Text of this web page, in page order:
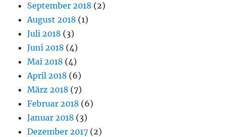
September 2018 (2)
August 2018 (1)
Juli 2018 (3)
Juni 2018 (4)
Mai 2018 (4)
April 2018 (6)
März 2018 (7)
Februar 2018 (6)
Januar 2018 (3)
Dezember 2017 (2)